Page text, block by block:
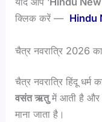
क्लिक करें — Hindu
चैत्र नवरात्रि 2026
चैत्र नवरात्रि हिंदू धर्म
वसंत ऋतुमें आती है और
माना जाता है।